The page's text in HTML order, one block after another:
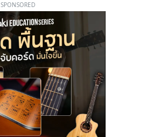
SPONSORED